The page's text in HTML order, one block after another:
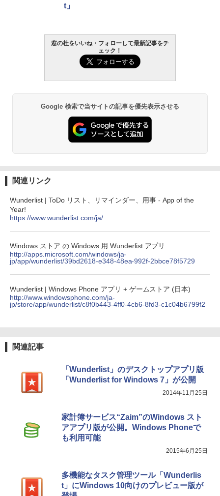
t」
窓の杜をいいね・フォローして最新記事をチ
ェック！
Google 検索で当サイトの記事を優先表示させる
関連リンク
Wunderlist | ToDo リスト、リマインダー、用事 - App of the
Year!
https://www.wunderlist.com/ja/
Windows ストア の Windows 用 Wunderlist アプリ
http://apps.microsoft.com/windows/ja-
jp/app/wunderlist/39bd2618-e348-48ea-992f-2bbce78f5729
Wunderlist | Windows Phone アプリ + ゲームストア (日本)
http://www.windowsphone.com/ja-
jp/store/app/wunderlist/c8f0b443-4ff0-4cb6-8fd3-c1c04b6799f2
関連記事
「Wunderlist」のデスクトップアプリ版
「Wunderlist for Windows 7」が公開
2014年11月25日
家計簿サービス“Zaim”のWindows スト
アアプリ版が公開。Windows Phoneで
も利用可能
2015年6月25日
多機能なタスク管理ツール「Wunderlis
t」にWindows 10向けのプレビュー版が